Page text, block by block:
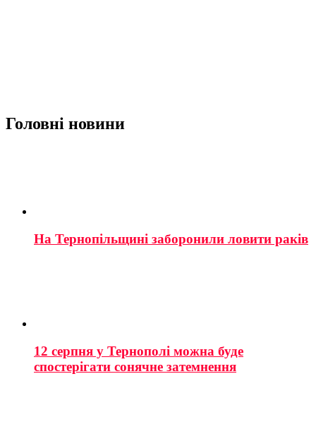
Головні новини
На Тернопільщині заборонили ловити раків
12 серпня у Тернополі можна буде
спостерігати сонячне затемнення